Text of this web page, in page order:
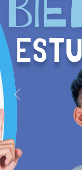
Previous